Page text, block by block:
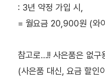
: 3년 약정 가입 시,
= 월요금 20,900원 (와
참고로…!! 사은품은 없구
(사은품 대신, 요금 할인